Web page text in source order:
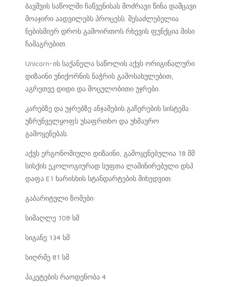
ბავშვის საწოლში ჩაწვენისას მოძრავი წინა დამცავი
მოაჯირი აადვილებს პროცესს. შესაძლებელია
ნებისმიერ დროს გამოირთოს რხევის ფუნქცია მისი
ჩამაგრებით.
Unicorn-ის საქანელა საწოლის აქვს ორიგინალური
დიზაინი უნიქორნის ნაჭრის გამოსახულებით,
აგრეთვე დიდი და მოცულობითი უჯრები.
კარებზე და უჯრებზე ანჯამების გაჩერების სისტემა
უზრუნველყოფს უსაფრთხო და უხმაურო
გამოყენებას.
აქვს ერგონომიული დიზაინი, გამოყენებულია 18 მმ
სისქის ეკოლოგიურად სუფთა ლამინირებული დსპ
დაფა E1 ხარისხის სტანდარტების მიხედვით.
გაბარიტული ზომები:
სიმაღლე 108 სმ
სიგანე 134 სმ
სიღრმე 81 სმ
პაკეტების რაოდენობა 4